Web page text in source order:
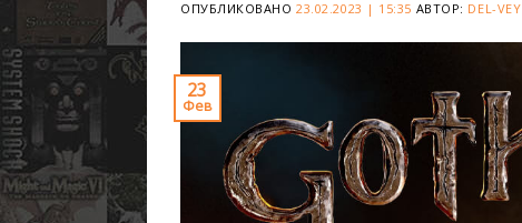
ОПУБЛИКОВАНО23.02.2023 | 15:35 АВТОР: DEL-VEY
23
Фев